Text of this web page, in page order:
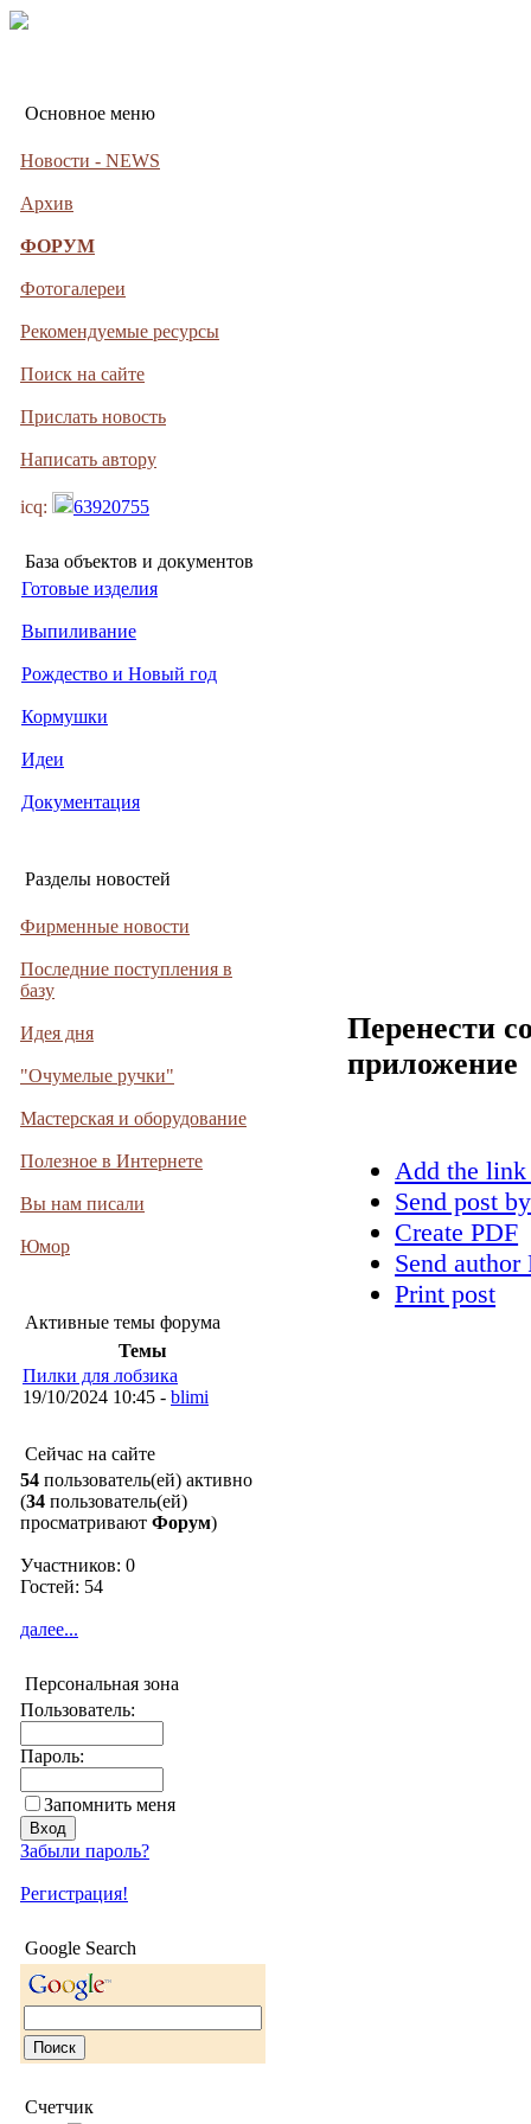
Основное меню
Новости - NEWS
Архив
ФОРУМ
Фотогалереи
Рекомендуемые ресурсы
Поиск на сайте
Прислать новость
Написать автору
icq: 63920755
База объектов и документов
Готовые изделия
Выпиливание
Рождество и Новый год
Кормушки
Идеи
Документация
Разделы новостей
Фирменные новости
Последние поступления в
базу
Идея дня
"Очумелые ручки"
Мастерская и оборудование
Полезное в Интернете
Вы нам писали
Юмор
Активные темы форума
Темы
Пилки для лобзика
19/10/2024 10:45 - blimi
Сейчас на сайте
54 пользователь(ей) активно
(34 пользователь(ей)
просматривают Форум)
Участников: 0
Гостей: 54
далее...
Персональная зона
Пользователь:
Пароль:
Запомнить меня
Забыли пароль?
Регистрация!
Google Search
Счетчик
Перенести
приложение
Add the
Send post
Create PDF
Send
Print post